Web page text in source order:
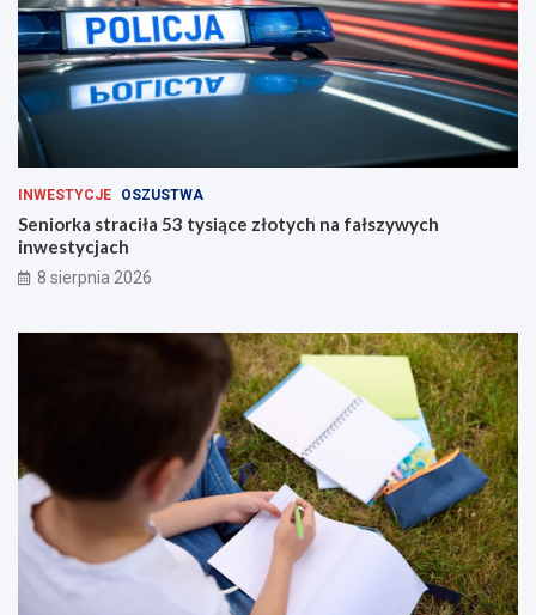
INWESTYCJE OSZUSTWA
Seniorka straciła 53 tysiące złotych na fałszywych
inwestycjach
8 sierpnia 2026